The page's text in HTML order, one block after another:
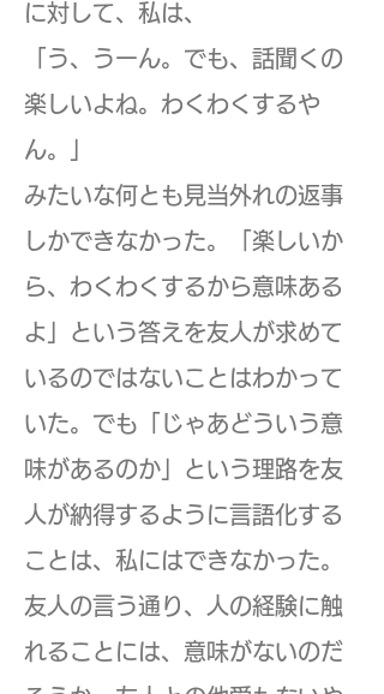
に対して、私は、
「う、うーん。でも、話聞くの
楽しいよね。わくわくするや
ん。」
みたいな何とも見当外れの返事
しかできなかった。「楽しいか
ら、わくわくするから意味ある
よ」という答えを友人が求めて
いるのではないことはわかって
いた。でも「じゃあどういう意
味があるのか」という理路を友
人が納得するように言語化する
ことは、私にはできなかった。
友人の言う通り、人の経験に触
れることには、意味がないのだ